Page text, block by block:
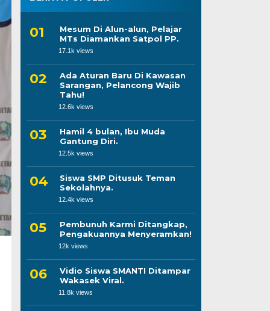
Mesum Di Alun-alun, Pelajar
MTs Diamankan Satpol PP.
17.1k views
Ada Aturan Baru Di Kawasan
Sarangan, Pelancong Wajib
Tahu!
12.6k views
Hamil 4 bulan, Ibu Muda
Gantung Diri.
12.5k views
Siswa SMP Ditusuk Teman
Sekolahnya.
12.4k views
Pembunuh Karmi Ditangkap,
Pengakuannya Menyeramkan!
12k views
Vidio Siswa SMANTI Ditampar
Wakasek Viral.
11.8k views